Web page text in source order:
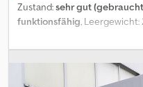
Zustand:sehr gut
funktionsfähig, Leergewicht:
7.710 mm, Laderaumbreite:
Baujahr:
2022
, Wecon
/ 2 Einheiten Baujahr 2022